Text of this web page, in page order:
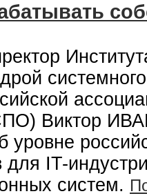
Виктор
уровне
для IT-
систем.